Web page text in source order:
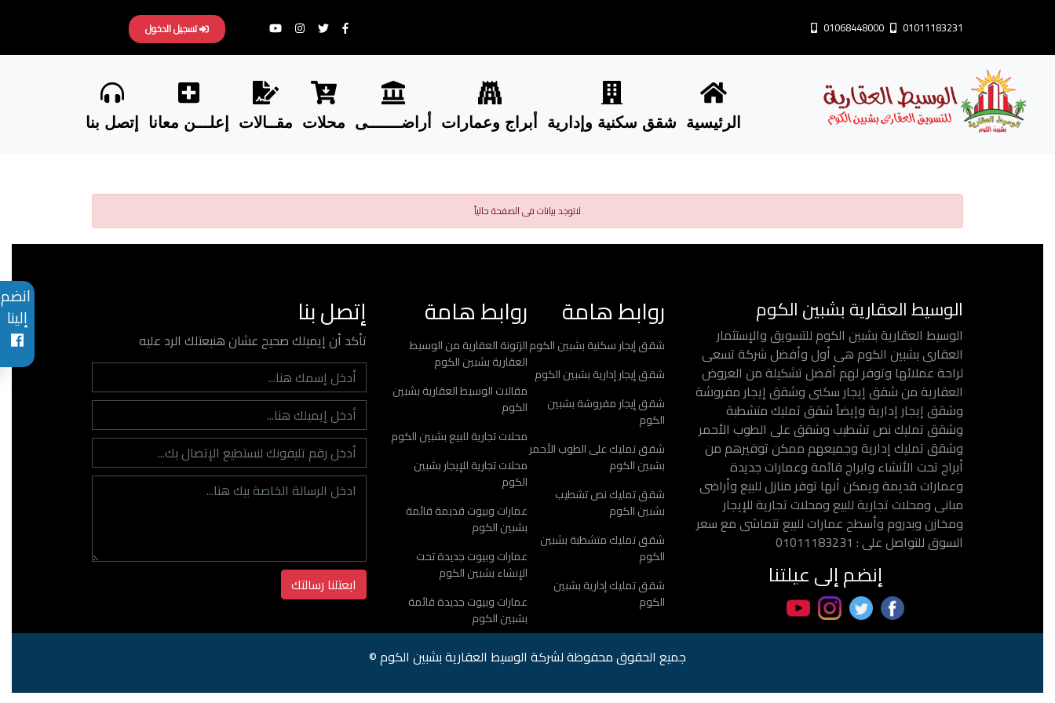
01011183231
01068448000 تسجيل الدخول
الرئيسية شقق سكنية وإدارية أبراج وعمارات أراضـــــــى محلات مقــالات إعلـــن معانا إتصل بنا
انضم
إلينا
لاتوجد بيانات فى الصفحة حالياً
الوسيط العقارية بشبين الكوم
الوسيط العقارية بشبين الكوم للتسويق والإستثمار
العقارى بشبين الكوم هى أول وأفضل شركة تسعى
لراحة عملائها وتوفر لهم أفضل تشكيلة من العروض
العقارية من شقق إيجار سكنى وشقق إيجار مفروشة
وشقق إيجار إدارية وإيضاً شقق تمليك متشطبة
وشقق تمليك نص تشطيب وشقق على الطوب الأحمر
وشقق تمليك إدارية وجميعهم ممكن توفيرهم من
أبراج تحت الأنشاء وابراج قائمة وعمارات جديدة
وعمارات قديمة ويمكن أنها توفر منازل للبيع وأراضى
مبانى ومحلات تجارية للبيع ومحلات تجارية للإيجار
ومخازن وبدروم وأسطح عمارات للبيع تتماشى مع سعر
السوق للتواصل على : 01011183231
إنضم إلى عيلتنا
روابط هامة
شقق إيجار سكنية بشبين الكوم
شقق إيجار إدارية بشبين الكوم
شقق إيجار مفروشة بشبين
الكوم
شقق تمليك على الطوب الأحمر
بشبين الكوم
شقق تمليك نص تشطيب
بشبين الكوم
شقق تمليك متشطبة بشبين
الكوم
شقق تمليك إدارية بشبين
الكوم
روابط هامة
الزتونة العقارية من الوسيط
العقارية بشبين الكوم
مقالات الوسيط العقارية بشبين
الكوم
محلات تجارية للبيع بشبين الكوم
محلات تجارية للإيجار بشبين
الكوم
عمارات وبيوت قديمة قائمة
بشبين الكوم
عمارات وبيوت جديدة تحت
الإنشاء بشبين الكوم
عمارات وبيوت جديدة قائمة
بشبين الكوم
إتصل بنا
تأكد أن إيميلك صحيح عشان هنبعتلك الرد عليه
جميع الحقوق محفوظة لشركة الوسيط العقارية بشبين الكوم ©